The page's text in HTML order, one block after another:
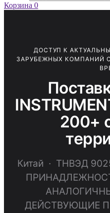
Корзина 0
ДОСТУП К
ЗАРУБЕЖНЫХ КОМПАНИЙ
200+
Китай · ТНВЭД
ДЕЙСТВУЮЩИЕ